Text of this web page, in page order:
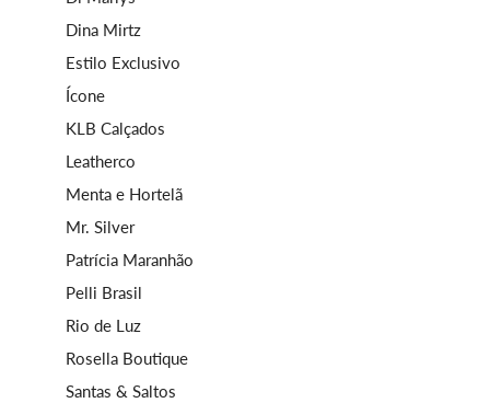
Dina Mirtz
Estilo Exclusivo
Ícone
KLB Calçados
Leatherco
Menta e Hortelã
Mr. Silver
Patrícia Maranhão
Pelli Brasil
Rio de Luz
Rosella Boutique
Santas & Saltos